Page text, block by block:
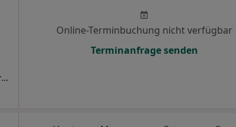
Psychotherapeutische Praxis Dr.phil. Fabian Wilmers Psycholog. Psychotherapeut
Online-Terminbuchung nicht verfügbar
Terminanfrage senden